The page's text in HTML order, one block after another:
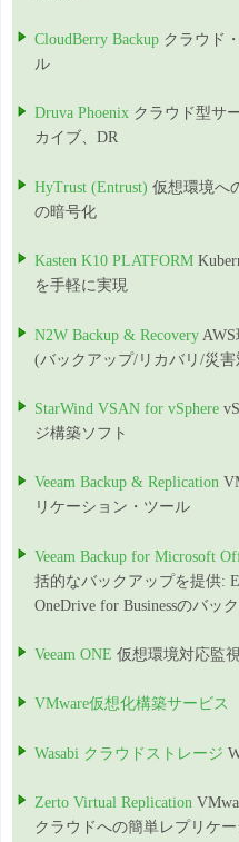
CloudBerry Backup クラウド
ル
Druva Phoenix クラウド型サ
カイブ、DR
HyTrust (Entrust) 仮想環境へ
の暗号化
Kasten K10 PLATFORM
を手軽に実現
N2W Backup & Recovery
(バックアップ/リカバリ/災害
StarWind VSAN for vSphere
ジ構築ソフト
Veeam Backup & Replication
リケーション・ツール
Veeam Backup for Microsoft
括的なバックアップを提供:
OneDrive for Businessのバッ
Veeam ONE 仮想環境対応監
VMware仮想化構築サービス
Wasabi クラウドストレージ
Zerto Virtual Replication
クラウドへの簡単レプリケ